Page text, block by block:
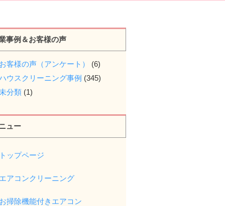
事例＆お客様の声
客様の声（アンケート）
(6)
ウスクリーニング事例 (345)
分類 (1)
ュー
ップページ
アコンクリーニング
掃除機能付きエアコン